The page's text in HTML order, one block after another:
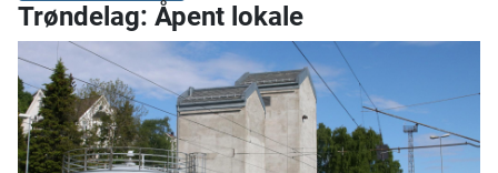
Trøndelag: Åpent lokale